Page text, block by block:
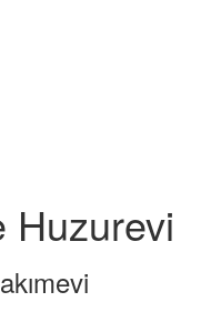
Huzurevi